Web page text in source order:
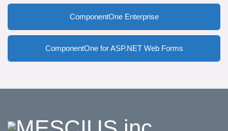
ComponentOne Enterprise
ComponentOne for ASP.NET Web Forms